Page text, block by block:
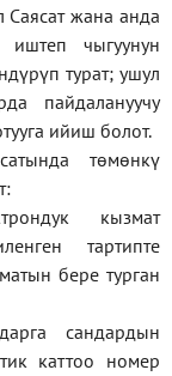
Саясат жана анда
чыгуунун
турат; ушул
пайдалануучу
ийиш болот.
төмөнкү
кызмат
тартипте
бере турган
сандардын
каттоо номер